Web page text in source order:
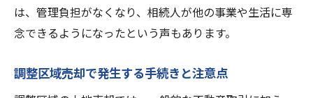
は、管理負担がなくなり、相続人が他の事業や生活に専
念できるようになったという声もあります。
調整区域売却で発生する手続きと注意点